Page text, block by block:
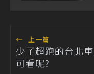
← 上一篇
少了超跑的台北
可看呢?